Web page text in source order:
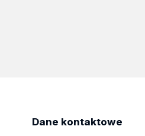
Dane kontaktowe